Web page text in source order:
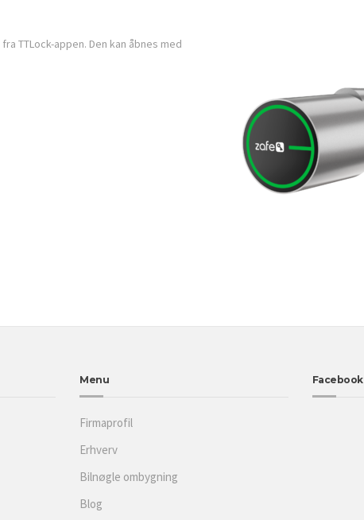
TTLock-appen. Den kan åbnes med
Menu
Firmaprofil
Erhverv
Bilnøgle ombygning
Blog
Facebook